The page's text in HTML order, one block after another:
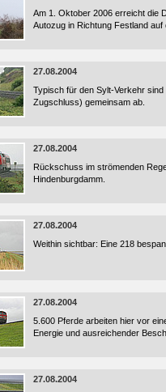
Am 1. Oktober 2006 erreicht die
Autozug in Richtung Festland
27.08.2004
Typisch für den Sylt-Verkehr
Zugschluss) gemeinsam ab.
27.08.2004
Rückschuss im strömenden
Hindenburgdamm.
27.08.2004
Weithin sichtbar: Eine 218
27.08.2004
5.600 Pferde arbeiten hier vor
Energie und ausreichender
27.08.2004